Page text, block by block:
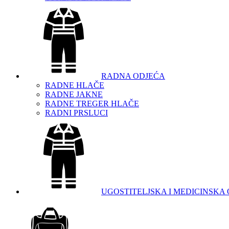
RADNA ODJEĆA
RADNE HLAČE
RADNE JAKNE
RADNE TREGER HLAČE
RADNI PRSLUCI
UGOSTITELJSKA I MEDICINSKA